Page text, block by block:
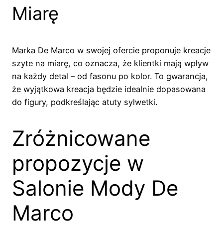
Miarę
Marka De Marco w swojej ofercie proponuje kreacje
szyte na miarę, co oznacza, że klientki mają wpływ
na każdy detal – od fasonu po kolor. To gwarancja,
że wyjątkowa kreacja będzie idealnie dopasowana
do figury, podkreślając atuty sylwetki.
Zróżnicowane
propozycje w
Salonie Mody De
Marco